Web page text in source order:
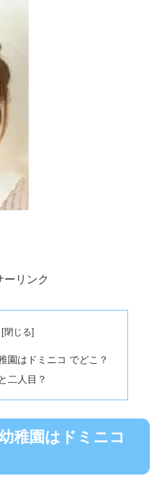
ーリンク
園はドミニコ でどこ？
二人目？
稚園はドミニコ